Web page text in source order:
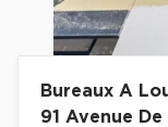
Bureaux A
91 Avenue